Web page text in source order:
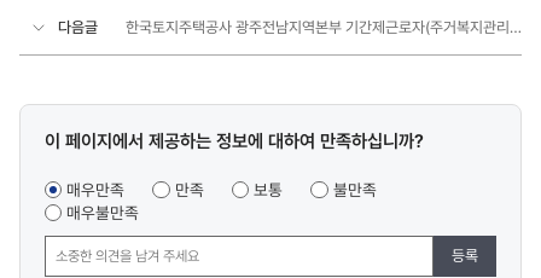
다음글 한국토지주택공사 광주전남지역본부 기간제근로자(주거복지관리 외) 채용공고(2025.06)
콘텐츠
조사
이 페이지에서 제공하는 정보에 대하여 만족하십니까?
매우만족 만족 보통
불만족
매우불만족
등록